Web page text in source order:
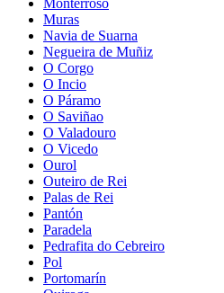
Monterroso
Muras
Navia de Suarna
Negueira de Muñiz
O Corgo
O Incio
O Páramo
O Saviñao
O Valadouro
O Vicedo
Ourol
Outeiro de Rei
Palas de Rei
Pantón
Paradela
Pedrafita do Cebreiro
Pol
Portomarín